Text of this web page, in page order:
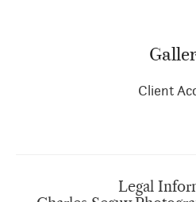
Client
Legal